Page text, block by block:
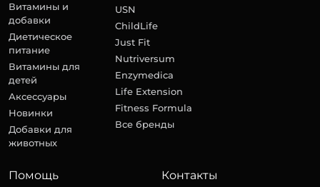
Витамины и
добавки
Диетическое
питание
Витамины для
детей
Аксессуары
Новинки
Добавки для
животных
USN
ChildLife
Just Fit
Nutriversum
Enzymedica
Life Extension
Fitness Formula
Все бренды
Помощь Контакты